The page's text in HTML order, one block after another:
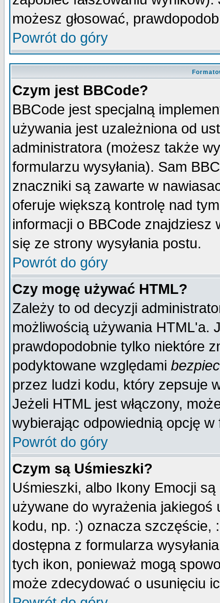
możesz głosować,
Powrót do góry
Czym jest BBCode?
BBCode jest specjalną
używania jest uzależniona od
administratora (możesz także
formularzu wysyłania). Sam
znaczniki są zawarte w
oferuje większą kontrolę nad
informacji o BBCode
się ze strony wysyłania postu.
Powrót do góry
Czy mogę używać HTML?
Zależy to od decyzji
możliwością używania HTML'a.
prawdopodobnie tylko niektóre
podyktowane względami
przez ludzi kodu, który zepsuje
Jeżeli HTML jest włączony,
wybierając odpowiednią opcję w
Powrót do góry
Czym są Uśmieszki?
Uśmieszki, albo Ikony Emocji
używane do wyrażenia
kodu, np. :) oznacza szczęście,
dostępna z formularza
tych ikon, ponieważ mogą
może zdecydować o usunięciu